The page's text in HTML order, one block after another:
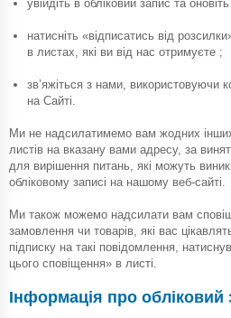
увійдіть в обліковий запис та
натисніть «відписатись від
в листах, які ви від нас отримуєте ;
зв’яжіться з нами, використовуючи
на Сайті.
Ми не надсилатимемо вам жодних
листів на вказану вами адресу, за
для вирішення питань, які можуть
обліковому записі на нашому веб-сайті.
Ми також можемо надсилати вам
замовлення чи товарів, які вас
підписку на такі повідомлення,
цього сповіщення» в листі.
Інформація про обліковий